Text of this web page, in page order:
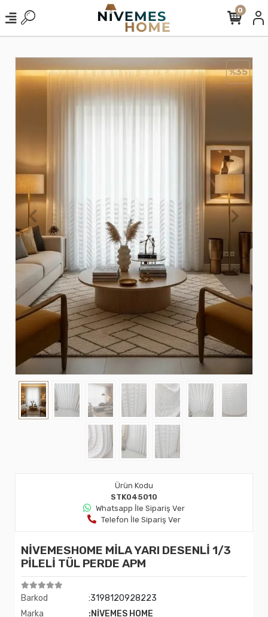
0
%35
Ürün Kodu
STK045010
Whatsapp İle Sipariş Ver
Telefon İle Sipariş Ver
NİVEMESHOME MİLA YARI DESENLİ 1/3
PİLELİ TÜL PERDE APM
Barkod
:3198120928223
Marka
:NİVEMES HOME